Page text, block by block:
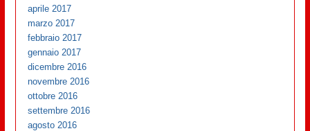
aprile 2017
marzo 2017
febbraio 2017
gennaio 2017
dicembre 2016
novembre 2016
ottobre 2016
settembre 2016
agosto 2016